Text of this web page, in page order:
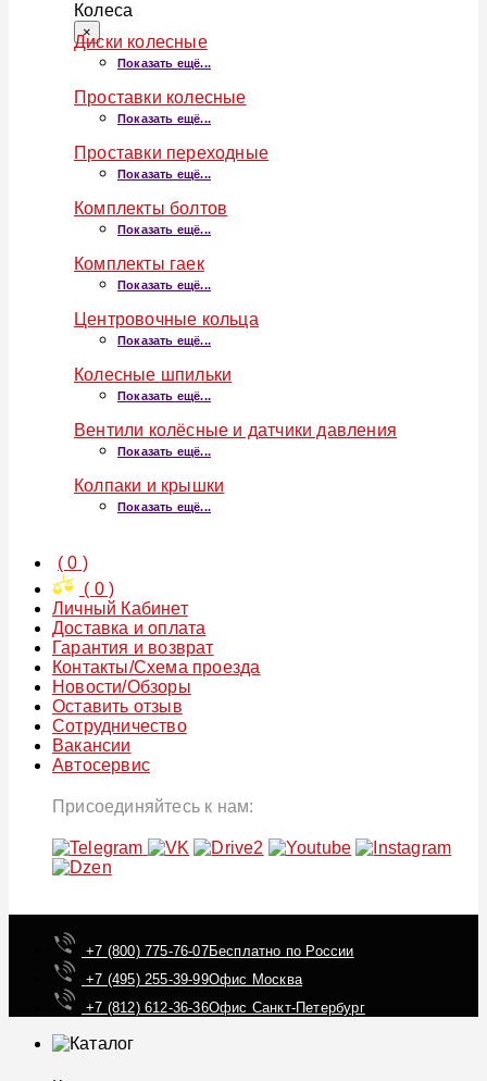
Колеса
×
Диски колесные
Показать ещё...
Проставки колесные
Показать ещё...
Проставки переходные
Показать ещё...
Комплекты болтов
Показать ещё...
Комплекты гаек
Показать ещё...
Центровочные кольца
Показать ещё...
Колесные шпильки
Показать ещё...
Вентили колёсные и датчики давления
Показать ещё...
Колпаки и крышки
Показать ещё...
(0 )
( 0)
Личный Кабинет
Доставка и оплата
Гарантия и возврат
Контакты/Схема проезда
Новости/Обзоры
Оставить отзыв
Сотрудничество
Вакансии
Автосервис
Присоединяйтесь к нам:
+7 (800) 775-76-07Бесплатно по России
+7 (495) 255-39-99Офис Москва
+7 (812) 612-36-36Офис Санкт-Петербург